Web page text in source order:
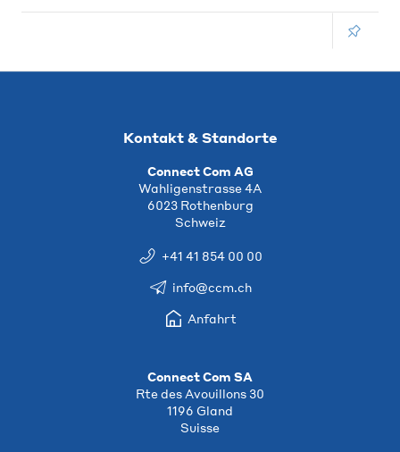
Kontakt & Standorte
Connect Com AG
Wahligenstrasse 4A
6023 Rothenburg
Schweiz
+41 41 854 00 00
info@ccm.ch
Anfahrt
Connect Com SA
Rte des Avouillons 30
1196 Gland
Suisse